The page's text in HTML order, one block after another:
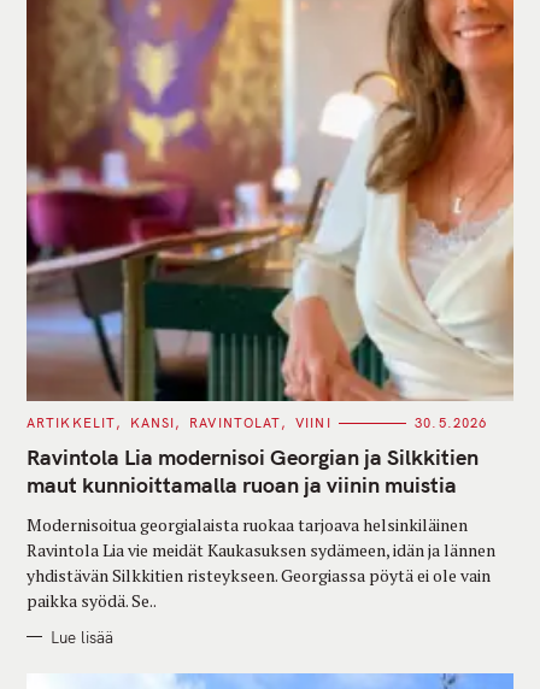
C
T
E
G
O
I
S
ARTIKKELIT KANSI RAVINTOLAT VIINI 30.5.2026
Ravintola Lia modernisoi Georgian ja Silkkitien
maut kunnioittamalla ruoan ja viinin muistia
Modernisoitua georgialaista ruokaa tarjoava helsinkiläinen
Ravintola Lia vie meidät Kaukasuksen sydämeen, idän ja lännen
yhdistävän Silkkitien risteykseen. Georgiassa pöytä ei ole vain
paikka syödä. Se..
Lue lisää